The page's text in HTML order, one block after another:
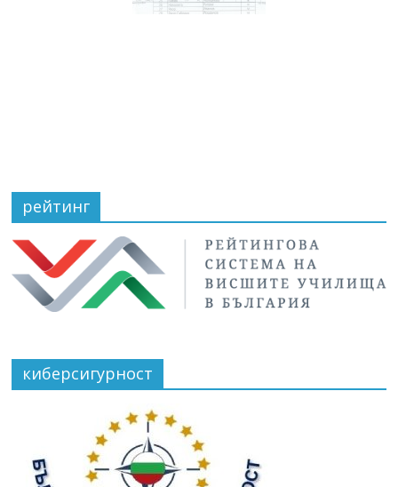
рейтинг
киберсигурност